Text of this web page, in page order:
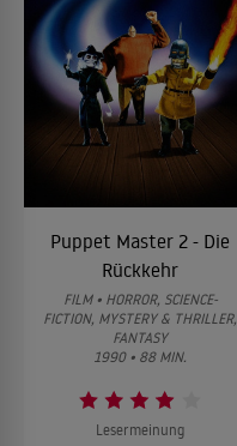
Puppet Master 2 - Die
Rückkehr
FILM • HORROR, SCIENCE-
FICTION, MYSTERY & THRILLER,
FANTASY
1990 • 88 MIN.
Lesermeinung